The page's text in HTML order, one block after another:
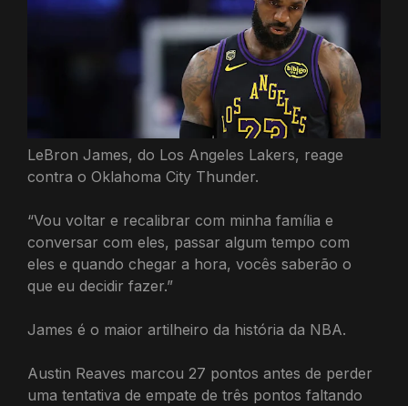
LeBron James, do Los Angeles Lakers, reage
contra o Oklahoma City Thunder.
“Vou voltar e recalibrar com minha família e
conversar com eles, passar algum tempo com
eles e quando chegar a hora, vocês saberão o
que eu decidir fazer.”
James é o maior artilheiro da história da NBA.
Austin Reaves marcou 27 pontos antes de perder
uma tentativa de empate de três pontos faltando